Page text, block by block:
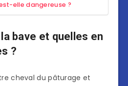
elle dangereuse ?
bave et quelles en
?
cheval du pâturage et